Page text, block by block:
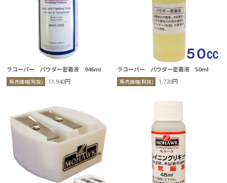
ラコーバー パウダー密着液 946ml
販売価格(税抜) 11,940円
ラコーバー パウダー密着液 50ml
販売価格(税抜) 1,720円